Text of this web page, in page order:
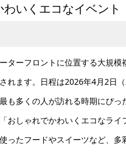
いくエコなイベント
ターフロントに位置する大規
れます。日程は2026年4月2日
も多くの人が訪れる時期にぴっ
おしゃれでかわいくエコなラ
ったフードやスイーツなど、